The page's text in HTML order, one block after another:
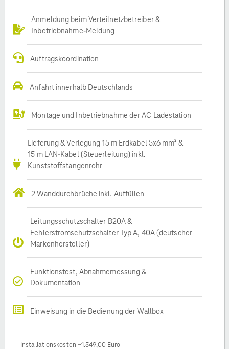
Anmeldung beim Verteilnetzbetreiber &
Inbetriebnahme-Meldung
Auftragskoordination
Anfahrt innerhalb Deutschlands
Montage und Inbetriebnahme der AC Ladestation
Lieferung & Verlegung 15 m Erdkabel 5x6 mm² &
15 m LAN-Kabel (Steuerleitung) inkl.
Kunststoffstangenrohr
2 Wanddurchbrüche inkl. Auffüllen
Leitungsschutzschalter B20A &
Fehlerstromschutzschalter Typ A, 40A (deutscher
Markenhersteller)
Funktionstest, Abnahmemessung &
Dokumentation
Einweisung in die Bedienung der Wallbox
Installationskosten ~1.549,00 Euro